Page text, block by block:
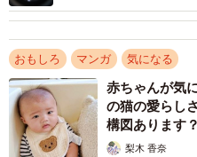
おもしろ マンガ 気になる
赤ちゃんが気
の猫の愛らし
構図あります
梨木 香奈